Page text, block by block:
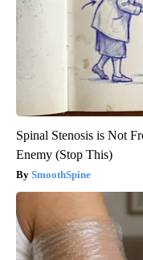
Spinal Stenosis is Not
Enemy (Stop This)
SmoothSpine